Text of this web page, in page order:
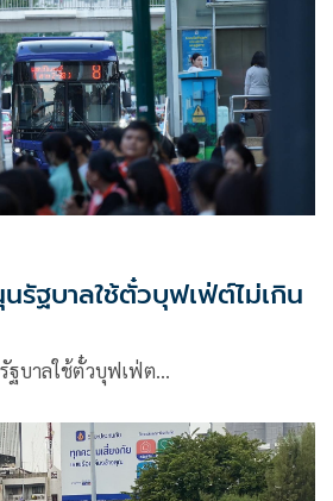
รัฐบาลใช้ตั๋วบุฟเฟ่ต์ไม่เกิน
รัฐบาลใช้ตั๋วบุฟเฟ่ต…